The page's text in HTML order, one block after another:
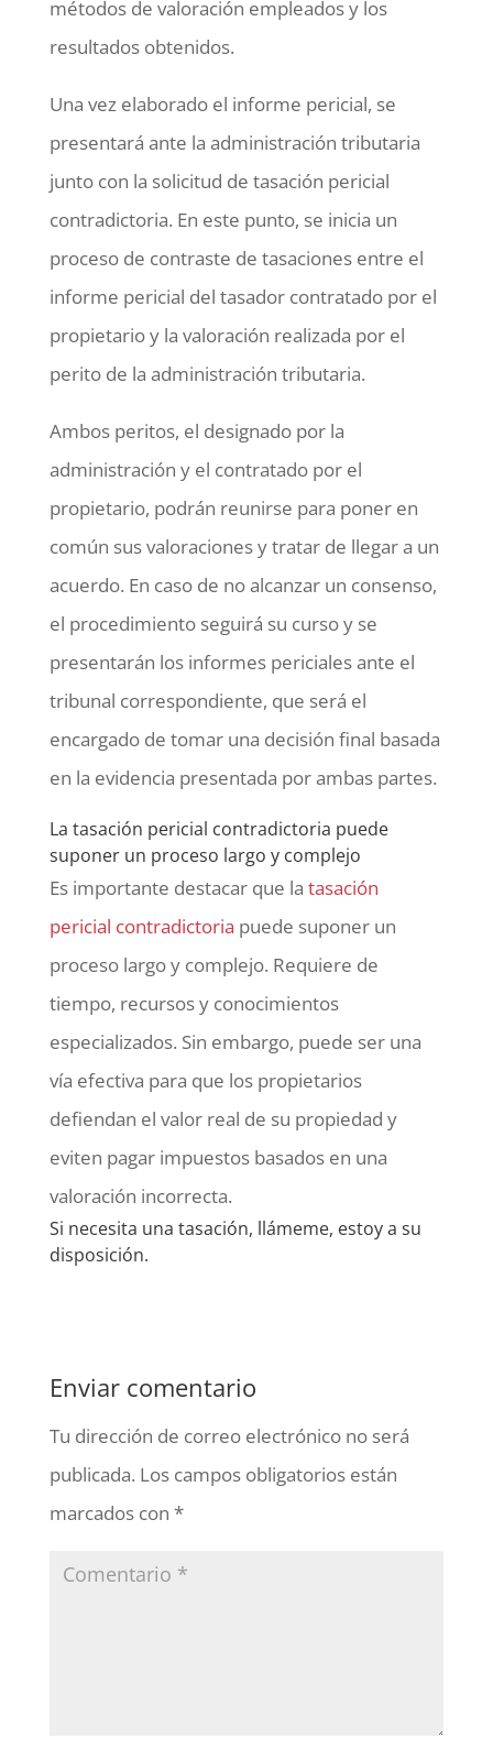
métodos de valoración empleados y los
resultados obtenidos.
Una vez elaborado el informe pericial, se
presentará ante la administración tributaria
junto con la solicitud de tasación pericial
contradictoria. En este punto, se inicia un
proceso de contraste de tasaciones entre el
informe pericial del tasador contratado por el
propietario y la valoración realizada por el
perito de la administración tributaria.
Ambos peritos, el designado por la
administración y el contratado por el
propietario, podrán reunirse para poner en
común sus valoraciones y tratar de llegar a un
acuerdo. En caso de no alcanzar un consenso,
el procedimiento seguirá su curso y se
presentarán los informes periciales ante el
tribunal correspondiente, que será el
encargado de tomar una decisión final basada
en la evidencia presentada por ambas partes.
La tasación pericial contradictoria puede
suponer un proceso largo y complejo
Es importante destacar que la tasación
pericial contradictoria puede suponer un
proceso largo y complejo. Requiere de
tiempo, recursos y conocimientos
especializados. Sin embargo, puede ser una
vía efectiva para que los propietarios
defiendan el valor real de su propiedad y
eviten pagar impuestos basados en una
valoración incorrecta.
Si necesita una tasación, llámeme, estoy a su
disposición.
Enviar comentario
Tu dirección de correo electrónico no será
publicada. Los campos obligatorios están
marcados con *